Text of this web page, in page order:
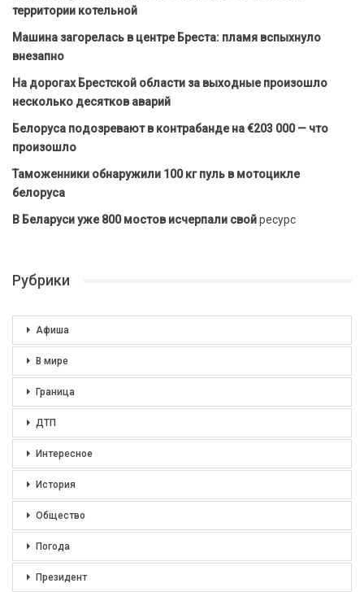
территории котельной
Машина загорелась в центре Бреста: пламя вспыхнуло
внезапно
На дорогах Брестской области за выходные произошло
несколько десятков аварий
Белоруса подозревают в контрабанде на €203 000 — что
произошло
Таможенники обнаружили 100 кг пуль в мотоцикле
белоруса
В Беларуси уже 800 мостов исчерпали свойресурс
Рубрики
Афиша
В мире
Граница
ДТП
Интересное
История
Общество
Погода
Президент